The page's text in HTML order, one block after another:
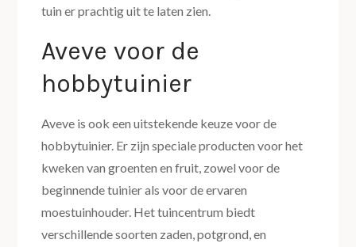
tuin er prachtig uit te laten zien.
Aveve voor de
hobbytuinier
Aveve is ook een uitstekende keuze voor de
hobbytuinier. Er zijn speciale producten voor het
kweken van groenten en fruit, zowel voor de
beginnende tuinier als voor de ervaren
moestuinhouder. Het tuincentrum biedt
verschillende soorten zaden, potgrond, en